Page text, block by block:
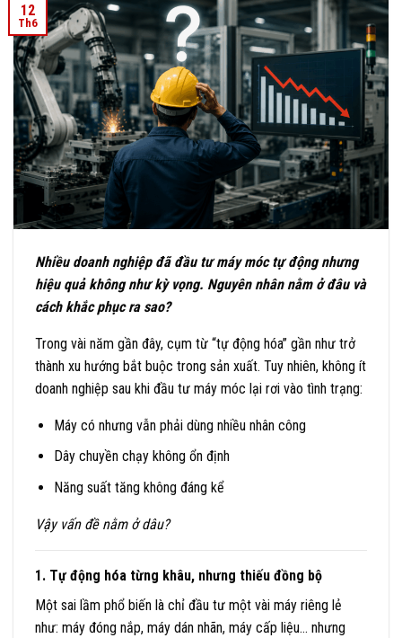
12
Th6
Nhiều doanh nghiệp đã đầu tư máy móc tự động nhưng
hiệu quả không như kỳ vọng. Nguyên nhân nằm ở đâu và
cách khắc phục ra sao?
Trong vài năm gần đây, cụm từ “tự động hóa” gần như trở
thành xu hướng bắt buộc trong sản xuất. Tuy nhiên, không ít
doanh nghiệp sau khi đầu tư máy móc lại rơi vào tình trạng:
Máy có nhưng vẫn phải dùng nhiều nhân công
Dây chuyền chạy không ổn định
Năng suất tăng không đáng kể
Vậy vấn đề nằm ở dâu?
1. Tự động hóa từng khâu, nhưng thiếu đồng bộ
Một sai lầm phổ biến là chỉ đầu tư một vài máy riêng lẻ
như: máy đóng nắp, máy dán nhãn, máy cấp liệu… nhưng